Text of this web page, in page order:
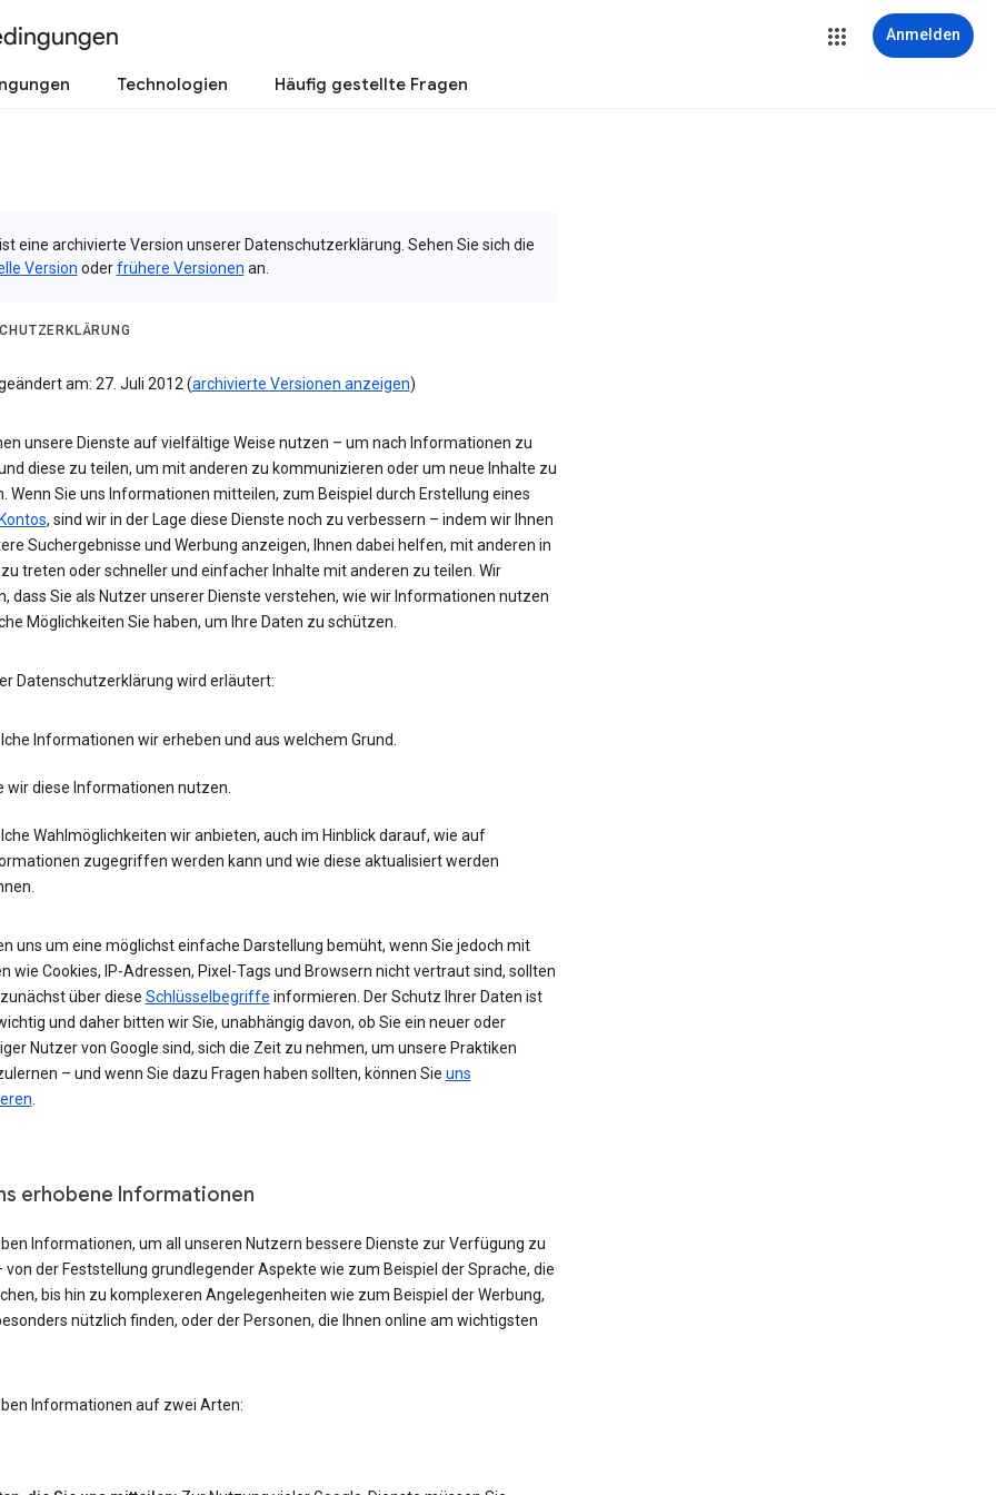
Anmelden
Technologien Häufig gestellte Fragen
eine archivierte Version unserer Datenschutzerklärung. Sehen Sie sich die
Version oderfrühere Versionen an.
am: 27. Juli 2012 (archivierte Versionen anzeigen)
unsere Dienste auf vielfältige Weise nutzen – um nach Informationen zu
diese zu teilen, um mit anderen zu kommunizieren oder um neue Inhalte zu
Wenn Sie uns Informationen mitteilen, zum Beispiel durch Erstellung eines
, sind wir in der Lage diese Dienste noch zu verbessern – indem wir Ihnen
Suchergebnisse und Werbung anzeigen, Ihnen dabei helfen, mit anderen in
treten oder schneller und einfacher Inhalte mit anderen zu teilen. Wir
dass Sie als Nutzer unserer Dienste verstehen, wie wir Informationen nutzen
Möglichkeiten Sie haben, um Ihre Daten zu schützen.
Datenschutzerklärung wird erläutert:
Informationen wir erheben und aus welchem Grund.
wir diese Informationen nutzen.
Wahlmöglichkeiten wir anbieten, auch im Hinblick darauf, wie auf
zugegriffen werden kann und wie diese aktualisiert werden
uns um eine möglichst einfache Darstellung bemüht, wenn Sie jedoch mit
wie Cookies, IP-Adressen, Pixel-Tags und Browsern nicht vertraut sind, sollten
über diese Schlüsselbegriffe informieren. Der Schutz Ihrer Daten ist
und daher bitten wir Sie, unabhängig davon, ob Sie ein neuer oder
Nutzer von Google sind, sich die Zeit zu nehmen, um unsere Praktiken
– und wenn Sie dazu Fragen haben sollten, können Sie uns
.
erhobene Informationen
Informationen, um all unseren Nutzern bessere Dienste zur Verfügung zu
von der Feststellung grundlegender Aspekte wie zum Beispiel der Sprache, die
bis hin zu komplexeren Angelegenheiten wie zum Beispiel der Werbung,
nützlich finden, oder der Personen, die Ihnen online am wichtigsten
Informationen auf zwei Arten: